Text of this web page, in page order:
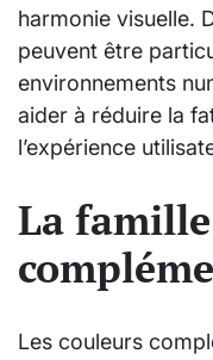
harmonie visuelle.
peuvent être
environnements
aider à réduire la
l’expérience
La
Les couleurs